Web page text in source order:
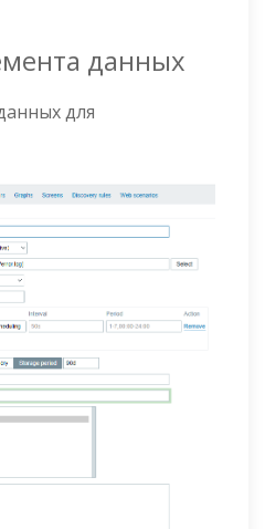
данных
для